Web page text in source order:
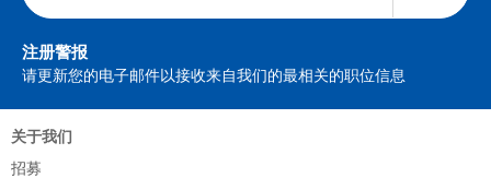
注册警报
请更新您的电子邮件以接收来自我们的最相关的职位信息
关于我们
招募